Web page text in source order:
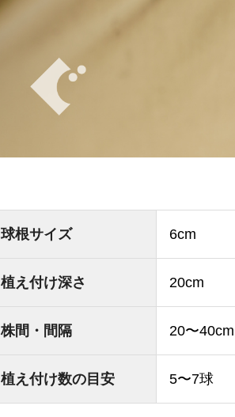
球根サイズ 6cm
植え付け深さ 20cm
株間・間隔 20〜40cm
植え付け数の目安 5〜7球